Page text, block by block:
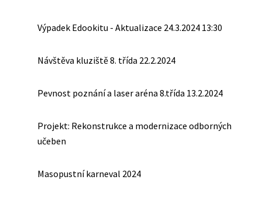
Výpadek Edookitu - Aktualizace 24.3.2024 13:30
Návštěva kluziště 8. třída 22.2.2024
Pevnost poznání a laser aréna 8.třída 13.2.2024
Projekt: Rekonstrukce a modernizace odborných
učeben
Masopustní karneval 2024